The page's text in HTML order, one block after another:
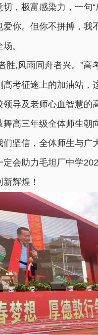
，极富感染力，一句“
你。但你不拼搏，我
。
胜,风雨同舟者兴。”高
高考征途上的加油站，
领导及老师心血智慧的
舞高三年级全体师生朝
们坚信，全体师生与广
定会助力毛坦厂中学
新辉煌！